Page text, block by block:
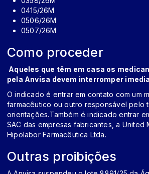
0415/26M
0506/26M
0507/26M
Como proceder
Aqueles que têm em casa os
pela Anvisa devem interromper
O indicado é entrar em contato com um
farmacêutico ou outro responsável pelo
orientações.Também é indicado entrar
SAC das empresas fabricantes, a United
Hipolabor Farmacêutica Ltda.
Outras proibições